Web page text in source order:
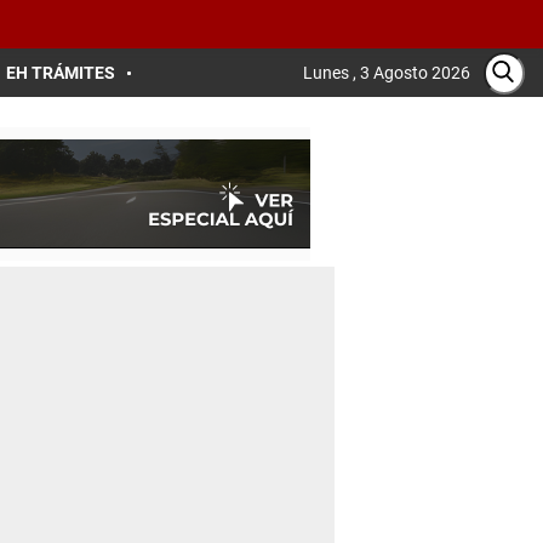
EH TRÁMITES Lunes , 3 Agosto 2026